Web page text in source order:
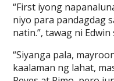
“First iyong
niyo para pandagdag
natin.”, tawag ni
“Siyanga pala,
kaalaman ng lahat,